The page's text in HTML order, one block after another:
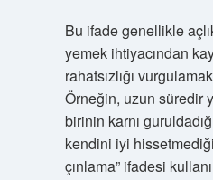
Bu ifade genellikle
yemek ihtiyacından
rahatsızlığı
Örneğin, uzun süredir
birinin karnı
kendini iyi
çınlama” ifadesi